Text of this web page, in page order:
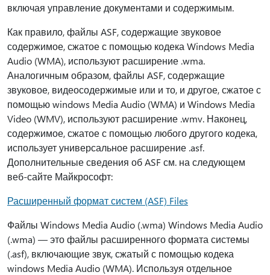
включая управление документами и содержимым.
Как правило, файлы ASF, содержащие звуковое
содержимое, сжатое с помощью кодека Windows Media
Audio (WMA), используют расширение .wma.
Аналогичным образом, файлы ASF, содержащие
звуковое, видеосодержимые или и то, и другое, сжатое с
помощью windows Media Audio (WMA) и Windows Media
Video (WMV), используют расширение .wmv. Наконец,
содержимое, сжатое с помощью любого другого кодека,
использует универсальное расширение .asf.
Дополнительные сведения об ASF см. на следующем
веб-сайте Майкрософт:
Расширенный формат систем (ASF) Files
Файлы Windows Media Audio (.wma) Windows Media Audio
(.wma) — это файлы расширенного формата системы
(.asf), включающие звук, сжатый с помощью кодека
windows Media Audio (WMA). Используя отдельное